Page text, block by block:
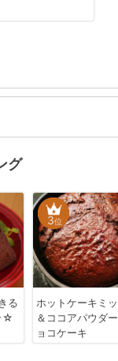
グ
る
☆
3位
ホットケーキミ
＆ココアパウダ
ョコケーキ